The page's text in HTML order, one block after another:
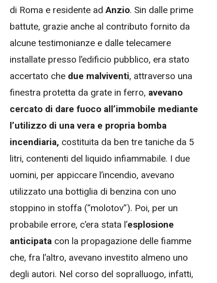
di Roma e residente adAnzio. Sin dalle prime
battute, grazie anche al contributo fornito da
alcune testimonianze e dalle telecamere
installate presso l’edificio pubblico, era stato
accertato che due malviventi, attraverso una
finestra protetta da grate in ferro, avevano
cercato di dare fuoco all’immobile mediante
l’utilizzo di una vera e propria bomba
incendiaria, costituita da ben tre taniche da 5
litri, contenenti del liquido infiammabile. I due
uomini, per appiccare l’incendio, avevano
utilizzato una bottiglia di benzina con uno
stoppino in stoffa (“molotov”). Poi, per un
probabile errore, c’era stata l’esplosione
anticipata con la propagazione delle fiamme
che, fra l’altro, avevano investito almeno uno
degli autori. Nel corso del sopralluogo, infatti,